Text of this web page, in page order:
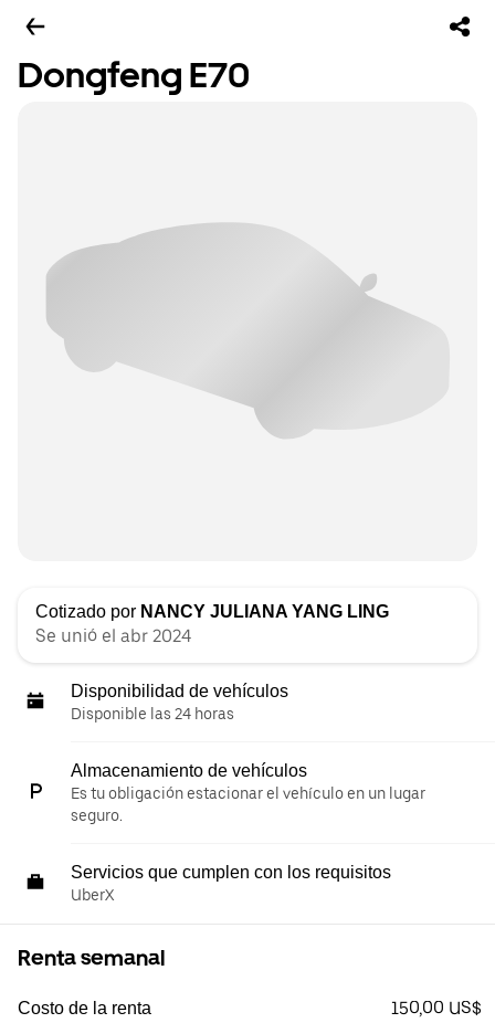
Dongfeng E70
Cotizado por NANCY JULIANA YANG LING
Se unió el abr 2024
Disponibilidad de vehículos
Disponible las 24 horas
Almacenamiento de vehículos
Es tu obligación estacionar el vehículo en un lugar
seguro.
Servicios que cumplen con los requisitos
UberX
Renta semanal
Costo de la renta 150,00 US$